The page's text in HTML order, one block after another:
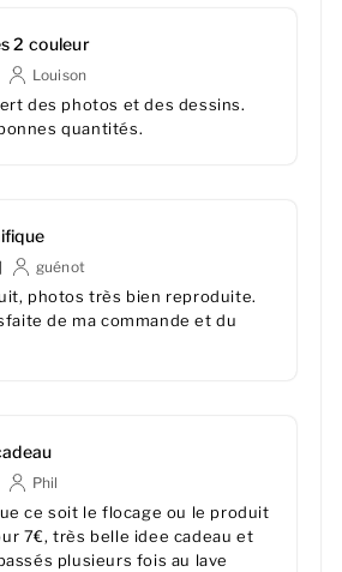
2 couleur
Louison
des photos et des dessins.
quantités.
| guénot
photos très bien reproduite.
de ma commande et du
Phil
ce soit le flocage ou le produit
7€, très belle idee cadeau et
plusieurs fois au lave